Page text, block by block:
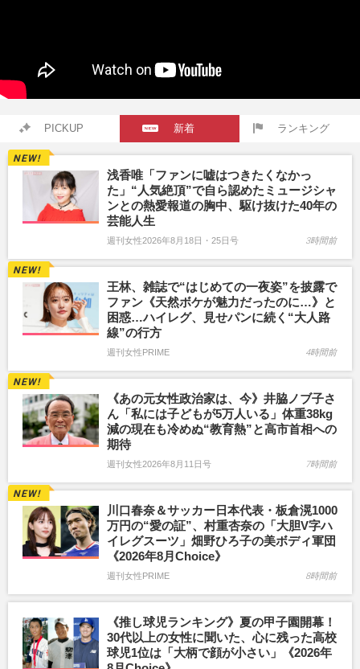
PICKUP 新着 ランキング
浅香唯「ファンに嘘はつきたくなかっ
た」“人気絶頂”で自ら認めたミュージシャ
ンとの熱愛報道の胸中、駆け抜けた40年の
芸能人生
週刊女性2026年8月18日・25日号 3時間前
王林、雑誌で“はじめての一夜姿”を披露で
ファン《天然ボケが魅力だったのに…》と
困惑…ハイレグ、見せパンに続く“大人路
線”の行方
週刊女性PRIME 4時間前
《あの元女性政治家は、今》井脇ノブ子さ
ん「私には子どもが5万人いる」体重38kg
減の現在も冷めぬ“教育熱”と高市首相への
期待
週刊女性2026年8月11日号 7時間前
川口春奈＆サッカー日本代表・板倉滉1000
万円の“愛の証”、村重杏奈の「大胆V字ハ
イレグスーツ」畑野ひろ子の美ボディ軍団
《2026年8月Choice》
週刊女性PRIME 8時間前
《推し球児ランキング》夏の甲子園開幕！
30代以上の女性に聞いた、心に残った高校
球児1位は「大柄で顔が小さい」《2026年